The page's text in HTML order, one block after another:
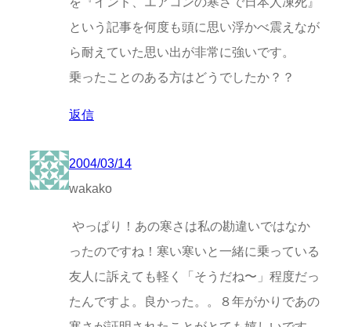
という記事を何度も頭に思い浮かべ震えなが
ら耐えていた思い出が非常に強いです。
乗ったことのある方はどうでしたか？？
返信
2004/03/14
wakako
やっぱり！あの寒さは私の勘違いではなか
ったのですね！寒い寒いと一緒に乗っている
友人に訴えても軽く「そうだね〜」程度だっ
たんですよ。良かった。。８年がかりであの